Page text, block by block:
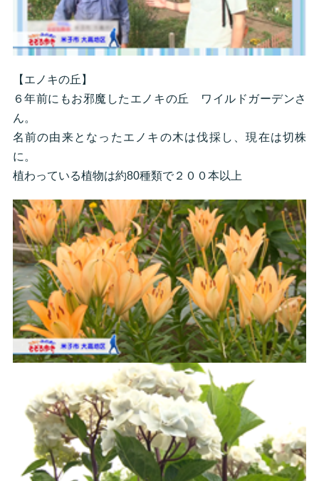
【エノキの丘】
６年前にもお邪魔したエノキの丘 ワイルドガーデンさ
ん。
名前の由来となったエノキの木は伐採し、現在は切株
に。
植わっている植物は約80種類で２００本以上